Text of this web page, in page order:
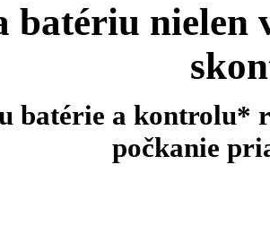
batériu nielen
batérie a kontrolu*
počkanie